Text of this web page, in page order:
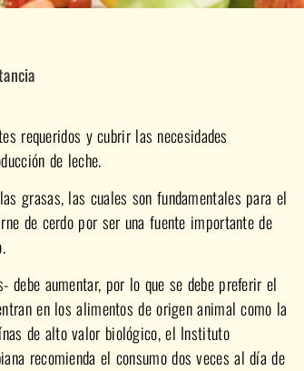
requeridos y cubrir las necesidades
de leche.
grasas, las cuales son fundamentales para el
de cerdo por ser una fuente importante de
aumentar, por lo que se debe preferir el
en los alimentos de origen animal como la
de alto valor biológico, el Instituto
recomienda el consumo dos veces al día de